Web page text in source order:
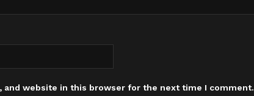
and website in this browser for the next time I comment.